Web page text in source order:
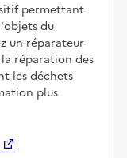
permettant
du
un réparateur
réparation des
les déchets
plus